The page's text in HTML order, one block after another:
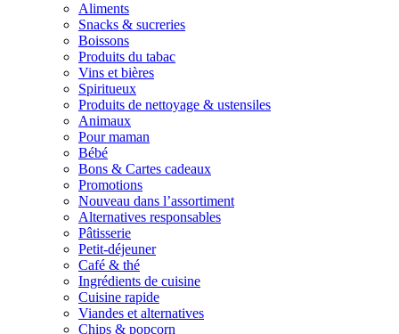
Aliments
Snacks & sucreries
Boissons
Produits du tabac
Vins et bières
Spiritueux
Produits de nettoyage & ustensiles
Animaux
Pour maman
Bébé
Bons & Cartes cadeaux
Promotions
Nouveau dans l’assortiment
Alternatives responsables
Pâtisserie
Petit-déjeuner
Café & thé
Ingrédients de cuisine
Cuisine rapide
Viandes et alternatives
Chips & popcorn